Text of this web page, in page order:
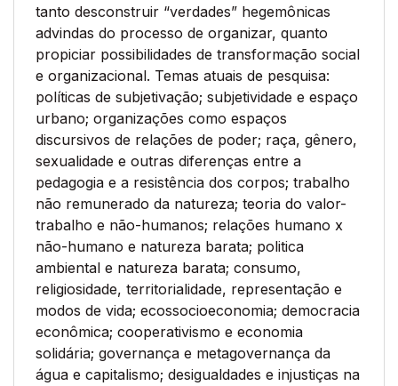
tanto desconstruir “verdades” hegemônicas
advindas do processo de organizar, quanto
propiciar possibilidades de transformação social
e organizacional. Temas atuais de pesquisa:
políticas de subjetivação; subjetividade e espaço
urbano; organizações como espaços
discursivos de relações de poder; raça, gênero,
sexualidade e outras diferenças entre a
pedagogia e a resistência dos corpos; trabalho
não remunerado da natureza; teoria do valor-
trabalho e não-humanos; relações humano x
não-humano e natureza barata; politica
ambiental e natureza barata; consumo,
religiosidade, territorialidade, representação e
modos de vida; ecossocioeconomia; democracia
econômica; cooperativismo e economia
solidária; governança e metagovernança da
água e capitalismo; desigualdades e injustiças na